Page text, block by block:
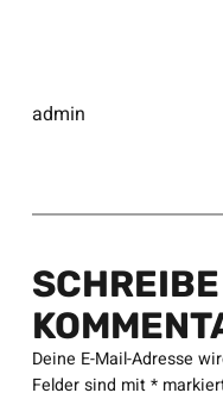
admin
Deine E-Mail-Adresse
Felder sind mit*